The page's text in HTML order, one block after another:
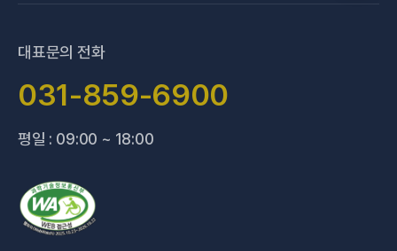
성인학습지원센터
대표문의 전화
031-859-6900
평일 : 09:00 ~ 18:00